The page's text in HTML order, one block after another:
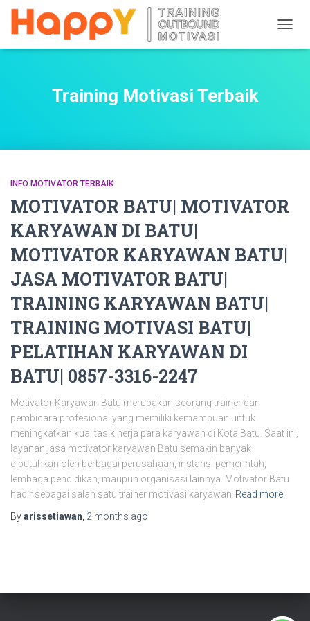
Training Motivasi Terbaik
INFO MOTIVATOR TERBAIK
MOTIVATOR BATU| MOTIVATOR
KARYAWAN DI BATU|
MOTIVATOR KARYAWAN BATU|
JASA MOTIVATOR BATU|
TRAINING KARYAWAN BATU|
TRAINING MOTIVASI BATU|
PELATIHAN KARYAWAN DI
BATU| 0857-3316-2247
Motivator Karyawan Batu merupakan seorang trainer dan
pembicara profesional yang memiliki kemampuan untuk
meningkatkan kualitas kinerja para karyawan di Kota Batu. Saat ini,
layanan jasa motivator karyawan Batu semakin banyak
dibutuhkan oleh berbagai perusahaan, instansi pemerintah,
lembaga pendidikan, maupun organisasi lainnya. Motivator Batu
hadir sebagai salah satu trainer motivasi karyawan Read more
Byarissetiawan 2 months ago